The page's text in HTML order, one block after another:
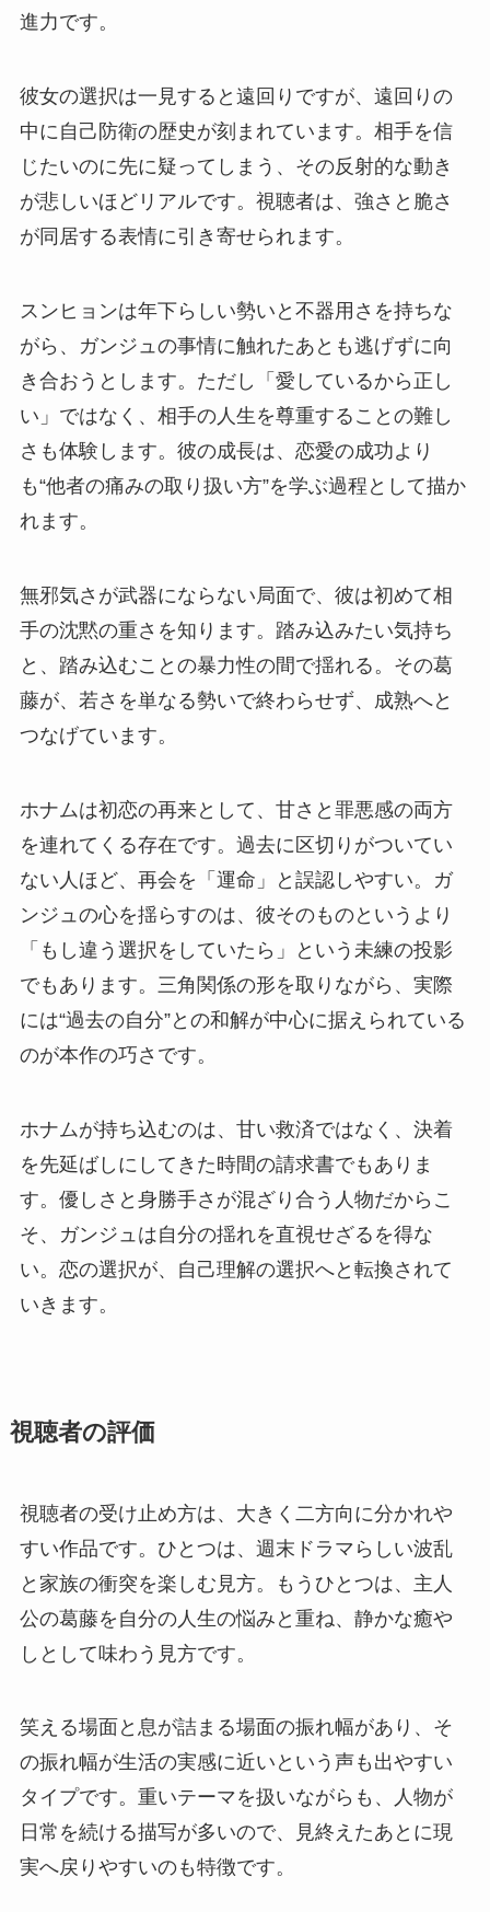
進力です。
彼女の選択は一見すると遠回りですが、遠回りの
中に自己防衛の歴史が刻まれています。相手を信
じたいのに先に疑ってしまう、その反射的な動き
が悲しいほどリアルです。視聴者は、強さと脆さ
が同居する表情に引き寄せられます。
スンヒョンは年下らしい勢いと不器用さを持ちな
がら、ガンジュの事情に触れたあとも逃げずに向
き合おうとします。ただし「愛しているから正し
い」ではなく、相手の人生を尊重することの難し
さも体験します。彼の成長は、恋愛の成功より
も“他者の痛みの取り扱い方”を学ぶ過程として描か
れます。
無邪気さが武器にならない局面で、彼は初めて相
手の沈黙の重さを知ります。踏み込みたい気持ち
と、踏み込むことの暴力性の間で揺れる。その葛
藤が、若さを単なる勢いで終わらせず、成熟へと
つなげています。
ホナムは初恋の再来として、甘さと罪悪感の両方
を連れてくる存在です。過去に区切りがついてい
ない人ほど、再会を「運命」と誤認しやすい。ガ
ンジュの心を揺らすのは、彼そのものというより
「もし違う選択をしていたら」という未練の投影
でもあります。三角関係の形を取りながら、実際
には“過去の自分”との和解が中心に据えられている
のが本作の巧さです。
ホナムが持ち込むのは、甘い救済ではなく、決着
を先延ばしにしてきた時間の請求書でもありま
す。優しさと身勝手さが混ざり合う人物だからこ
そ、ガンジュは自分の揺れを直視せざるを得な
い。恋の選択が、自己理解の選択へと転換されて
いきます。
視聴者の評価
視聴者の受け止め方は、大きく二方向に分かれや
すい作品です。ひとつは、週末ドラマらしい波乱
と家族の衝突を楽しむ見方。もうひとつは、主人
公の葛藤を自分の人生の悩みと重ね、静かな癒や
しとして味わう見方です。
笑える場面と息が詰まる場面の振れ幅があり、そ
の振れ幅が生活の実感に近いという声も出やすい
タイプです。重いテーマを扱いながらも、人物が
日常を続ける描写が多いので、見終えたあとに現
実へ戻りやすいのも特徴です。